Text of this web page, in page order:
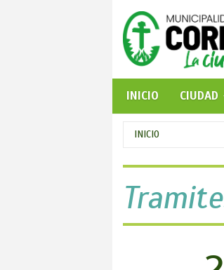
INICIO
CIUDAD
Se
usted
aquí
INICIO